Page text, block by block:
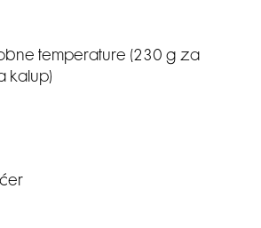
temperature (230 g za
kalup)